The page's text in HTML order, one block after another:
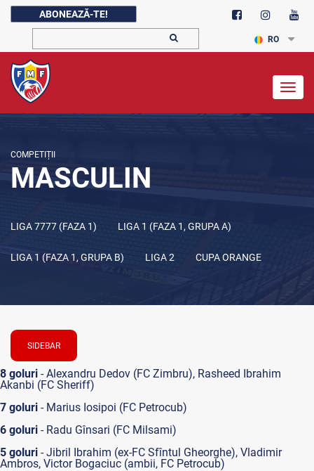
ABONEAZĂ-TE!
RO
COMPETIȚII
MASCULIN
LIGA 7777 (FAZA 1) LIGA 1 (FAZA 1, GRUPA A)
LIGA 1 (FAZA 1, GRUPA B) LIGA 2 CUPA ORANGE
SIDEBAR
8 goluri - Alexandru Dedov (FC Zimbru), Rasheed Ibrahim
Akanbi (FC Sheriff)
7 goluri - Marius Iosipoi (FC Petrocub)
6 goluri - Radu Gînsari (FC Milsami)
5 goluri - Jibril Ibrahim (ex-FC Sfîntul Gheorghe), Vladimir
Ambros, Victor Bogaciuc (ambii, FC Petrocub)